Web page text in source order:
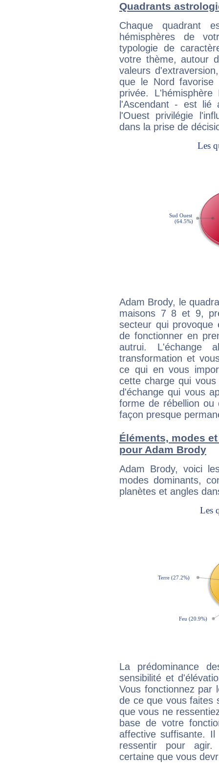
Quadrants
Chaque quadrant
hémisphères de
typologie de
votre thème, autour
valeurs
que le Nord favorise
privée.
l'Ascendant - est
l'Ouest privilégie
dans la prise de
Adam Brody, le
maisons 7 8 et 9,
secteur qui provoque
de fonctionner en
autrui. L'échange
transformation et
ce qui en vous
cette charge qui
d'échange qui vous
forme de rébellion ou
façon presque
Éléments, modes
pour Adam Brody
Adam Brody, voici
modes dominants,
planètes et angles
La prédominance
sensibilité et
Vous fonctionnez
de ce que vous faites
que vous ne
base de votre
affective suffisante.
ressentir pour agir.
certaine que vous